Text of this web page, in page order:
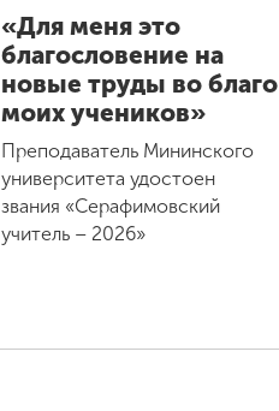
«Для меня это
благословение на
новые труды во благо
моих учеников»
Преподаватель Мининского
университета удостоен
звания «Серафимовский
учитель – 2026»